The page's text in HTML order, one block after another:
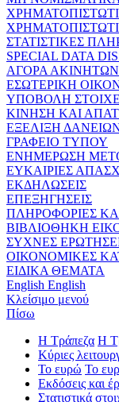
ΣΤΑΤΙΣΤΙΚΕΣ
SPECIAL DATA
ΑΓΟΡΑ ΑΚΙΝΗΤΩΝ
ΕΣΩΤΕΡΙΚΗ
ΥΠΟΒΟΛΗ
ΚΙΝΗΣΗ ΚΑΙ
ΕΞΕΛΙΞΗ
ΓΡΑΦΕΙΟ ΤΥΠΟΥ
ΕΝΗΜΕΡΩΣΗ
ΕΥΚΑΙΡΙΕΣ
ΕΚΔΗΛΩΣΕΙΣ
ΕΠΕΞΗΓΗΣΕΙΣ
ΠΛΗΡΟΦΟΡΙΕΣ
ΒΙΒΛΙΟΘΗΚΗ
ΣΥΧΝΕΣ
ΟΙΚΟΝΟΜΙΚΕΣ
ΕΙΔΙΚΑ ΘΕΜΑΤΑ
English English
Κλείσιμο μενού
Πίσω
Η Τράπεζα Η
Κύριες
Το ευρώ Το
Εκδόσεις και
Στατιστικά